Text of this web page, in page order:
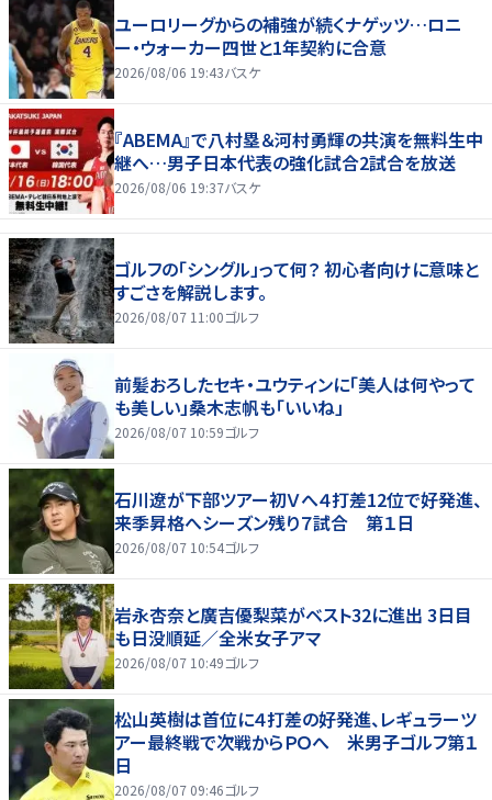
ユーロリーグからの補強が続くナゲッツ…ロニ
ー・ウォーカー四世と1年契約に合意
2026/08/06 19:43バスケ
『ABEMA』で八村塁＆河村勇輝の共演を無料生中
継へ…男子日本代表の強化試合2試合を放送
2026/08/06 19:37バスケ
ゴルフの「シングル」って何？ 初心者向けに意味と
すごさを解説します。
2026/08/07 11:00ゴルフ
前髪おろしたセキ・ユウティンに「美人は何やって
も美しい」桑木志帆も「いいね」
2026/08/07 10:59ゴルフ
石川遼が下部ツアー初Ｖへ４打差12位で好発進、
来季昇格へシーズン残り７試合 第１日
2026/08/07 10:54ゴルフ
岩永杏奈と廣吉優梨菜がベスト32に進出 3日目
も日没順延／全米女子アマ
2026/08/07 10:49ゴルフ
松山英樹は首位に４打差の好発進、レギュラーツ
アー最終戦で次戦からＰＯへ 米男子ゴルフ第１
日
2026/08/07 09:46ゴルフ